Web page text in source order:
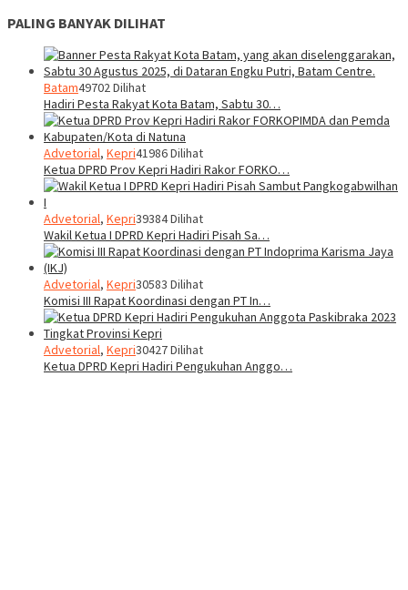
PALING BANYAK DILIHAT
Batam49702 Dilihat
Hadiri Pesta Rakyat Kota Batam, Sabtu 30…
Advetorial, Kepri41986 Dilihat
Ketua DPRD Prov Kepri Hadiri Rakor FORKO…
Advetorial, Kepri39384 Dilihat
Wakil Ketua I DPRD Kepri Hadiri Pisah Sa…
Advetorial, Kepri30583 Dilihat
Komisi III Rapat Koordinasi dengan PT In…
Advetorial, Kepri30427 Dilihat
Ketua DPRD Kepri Hadiri Pengukuhan Anggo…